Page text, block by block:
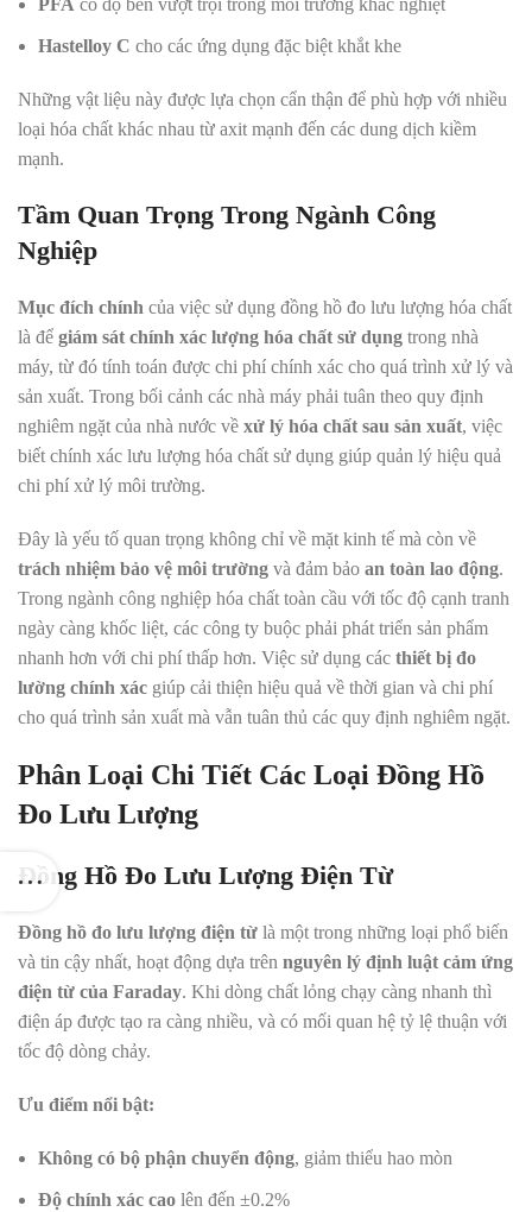
Hastelloy C cho các ứng dụng đặc biệt khắt khe
Những vật liệu này được lựa chọn cẩn thận để phù hợp với nhiều
loại hóa chất khác nhau từ axit mạnh đến các dung dịch kiềm
mạnh.
Tầm Quan Trọng Trong Ngành Công
Nghiệp
Mục đích chính của việc sử dụng đồng hồ đo lưu lượng hóa chất
là để giám sát chính xác lượng hóa chất sử dụng trong nhà
máy, từ đó tính toán được chi phí chính xác cho quá trình xử lý và
sản xuất. Trong bối cảnh các nhà máy phải tuân theo quy định
nghiêm ngặt của nhà nước về xử lý hóa chất sau sản xuất, việc
biết chính xác lưu lượng hóa chất sử dụng giúp quản lý hiệu quả
chi phí xử lý môi trường.
Đây là yếu tố quan trọng không chỉ về mặt kinh tế mà còn về
trách nhiệm bảo vệ môi trường và đảm bảo an toàn lao động.
Trong ngành công nghiệp hóa chất toàn cầu với tốc độ cạnh tranh
ngày càng khốc liệt, các công ty buộc phải phát triển sản phẩm
nhanh hơn với chi phí thấp hơn. Việc sử dụng các thiết bị đo
lường chính xác giúp cải thiện hiệu quả về thời gian và chi phí
cho quá trình sản xuất mà vẫn tuân thủ các quy định nghiêm ngặt.
Phân Loại Chi Tiết Các Loại Đồng Hồ
Đo Lưu Lượng
Đồng Hồ Đo Lưu Lượng Điện Từ
Đồng hồ đo lưu lượng điện từ là một trong những loại phổ biến
và tin cậy nhất, hoạt động dựa trên nguyên lý định luật cảm ứng
điện từ của Faraday. Khi dòng chất lỏng chạy càng nhanh thì
điện áp được tạo ra càng nhiều, và có mối quan hệ tỷ lệ thuận với
tốc độ dòng chảy.
Ưu điểm nổi bật:
Không có bộ phận chuyển động, giảm thiểu hao mòn
Độ chính xác cao lên đến ±0.2%